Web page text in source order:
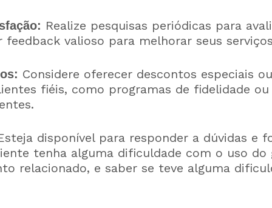
Realize pesquisas periódicas para
valioso para melhorar seus
Considere oferecer descontos especiais
fiéis, como programas de fidelidade
disponível para responder a dúvidas e
tenha alguma dificuldade com o uso do
relacionado, e saber se teve alguma